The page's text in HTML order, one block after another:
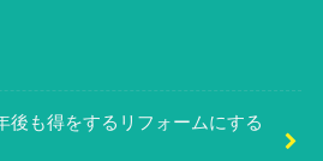
後も得をするリフォームにする